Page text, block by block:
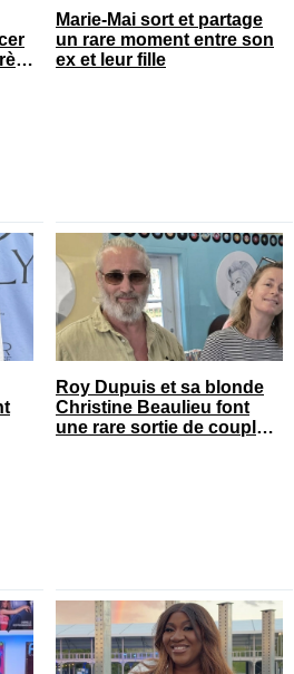
Marie-Mai sort et partage
un rare moment entre son
ex et leur fille
Roy Dupuis et sa blonde
Christine Beaulieu font
une rare sortie de couple